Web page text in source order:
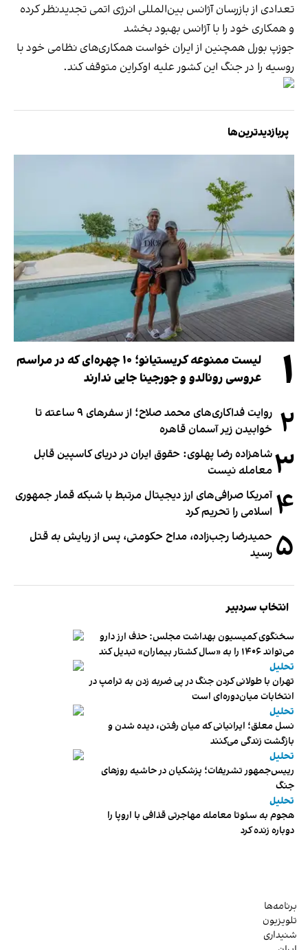
تعدادی از بازرسان آژانس بین‌المللی انرژی اتمی تجدیدنظر کرده
و همکاری خود را با آژانس بهبود بخشد
جوزپ بورل همچنین از ایران خواست همکاری‌های نظامی خود با
روسیه را در جنگ این کشور علیه اوکراین متوقف کند.
پربازدیدترین‌ها
۱
لیست ممنوعه کریستیانو؛ ۱۰ چهره‌ای که در مراسم
عروسی رونالدو و جورجینا جایی ندارند
۲
روایت فداکاری‌های محمد صلاح؛ از سفرهای ۹ ساعته تا
خوابیدن زیر آسمان قاهره
۳شاهزاده رضا پهلوی: حقوق ایران در دریای کاسپین قابل
معامله نیست
۴ آمریکا صرافی‌های ارز دیجیتال مرتبط با شبکه قمار جمهوری
اسلامی را تحریم کرد
۵ حمیدرضا رجب‌زاده، مداح حکومتی، پس از ربایش به قتل
رسید
انتخاب سردبیر
سخنگوی کمیسیون بهداشت مجلس: حذف ارز دارو
می‌تواند ۱۴۰۶ را به «سال کشتار بیماران» تبدیل کند
تحلیل
تهران با طولانی کردن جنگ در پی ضربه زدن به ترامپ در
انتخابات میان‌دوره‌ای است
تحلیل
نسل معلق؛ ایرانیانی که میان رفتن، دیده شدن و
بازگشت زندگی می‌کنند
تحلیل
رییس‌جمهور تشریفات؛ پزشکیان در حاشیه روزهای
جنگ
تحلیل
هجوم به سئوتا معامله مهاجرتی قذافی با اروپا را
دوباره زنده کرد
برنامه‌ها
تلویزیون
شنیداری